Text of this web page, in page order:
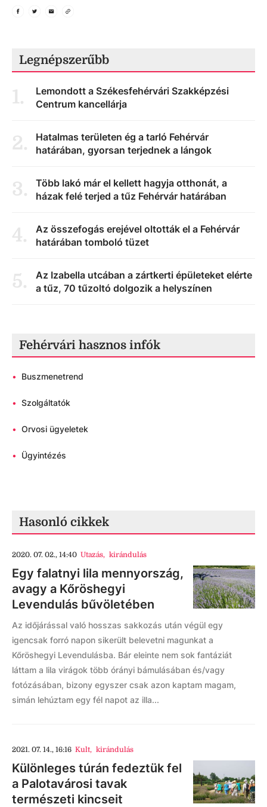
Legnépszerűbb
1.
Lemondott a Székesfehérvári Szakképzési
Centrum kancellárja
2.
Hatalmas területen ég a tarló Fehérvár
határában, gyorsan terjednek a lángok
3.
Több lakó már el kellett hagyja otthonát, a
házak felé terjed a tűz Fehérvár határában
4.
Az összefogás erejével oltották el a Fehérvár
határában tomboló tüzet
5.
Az Izabella utcában a zártkerti épületeket elérte
a tűz, 70 tűzoltó dolgozik a helyszínen
Fehérvári hasznos infók
• Buszmenetrend
• Szolgáltatók
• Orvosi ügyeletek
• Ügyintézés
Hasonló cikkek
2020. 07. 02., 14:40 Utazás, kirándulás
Egy falatnyi lila mennyország,
avagy a Kőröshegyi
Levendulás bűvöletében
Az időjárással való hosszas sakkozás után végül egy
igencsak forró napon sikerült belevetni magunkat a
Kőröshegyi Levendulásba. Bár eleinte nem sok fantáziát
láttam a lila virágok több órányi bámulásában és/vagy
fotózásában, bizony egyszer csak azon kaptam magam,
simán lehúztam egy fél napot az illa...
2021. 07. 14., 16:16 Kult, kirándulás
Különleges túrán fedeztük fel
a Palotavárosi tavak
természeti kincseit